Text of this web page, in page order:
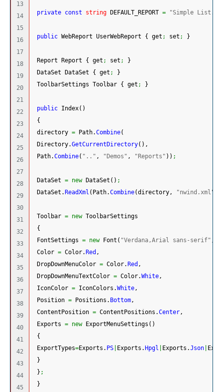
13
14
15
16
17
18
19
20
21
22
23
24
25
26
27
28
29
30
31
32
33
34
35
36
37
38
39
40
41
42
43
44
45
private const string DEFAULT_REPORT = "Simple
public WebReport UserWebReport { get ; set ; }
Report Report { get ; set ;
}
DataSet DataSet { get ;
}
ToolbarSettings Toolbar { get ; }
public Index( )
{
directory = Path.Combine(
Directory.GetCurrentDirectory( ) ,
Path.Combine( ".." , "Demos" , "Reports" ) ) ;
DataSet = new DataSet ( ) ;
DataSet. ReadXml ( Path.Combine(directory, "nwind.xml"
Toolbar = new ToolbarSettings
{
FontSettings = new Font ( "Verdana,Arial sans-serif" ,
Color = Color. Red ,
DropDownMenuColor = Color. Red ,
DropDownMenuTextColor = Color.White,
IconColor = IconColors.White,
Position = Positions. Bottom,
ContentPosition = ContentPositions.Center,
Exports = new ExportMenuSettings ( )
{
ExportTypes=Exports. PS Exports. Hpgl Exports.Json
}
} ;
}